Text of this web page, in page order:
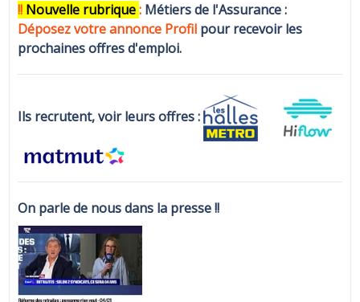
!! Nouvelle rubrique: Métiers de l'Assurance :
Déposez votre annonce Profil pour recevoir les
prochaines offres d'emploi.
Ils recrutent, voir leurs offres :
On parle de nous dans la presse !!